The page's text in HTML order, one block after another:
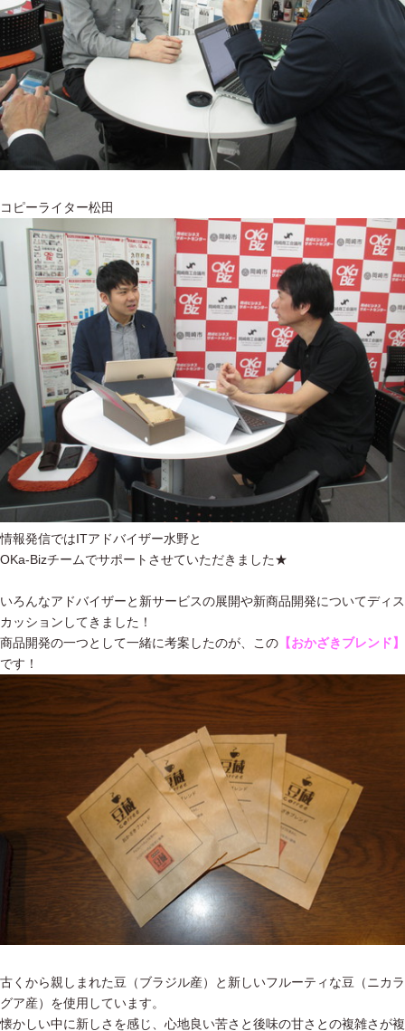
コピーライター松田
情報発信ではITアドバイザー水野と
OKa-Bizチームでサポートさせていただきました★
いろんなアドバイザーと新サービスの展開や新商品開発についてディス
カッションしてきました！
商品開発の一つとして一緒に考案したのが、この 【おかざきブレンド】
です！
古くから親しまれた豆（ブラジル産）と新しいフルーティな豆（ニカラ
グア産）を使用しています。
懐かしい中に新しさを感じ、心地良い苦さと後味の甘さとの複雑さが複